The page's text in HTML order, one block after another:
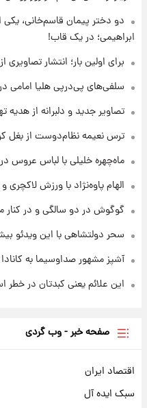
۱۶ ساعت پیش
۱۷ ساعت پیش
با
شوید+
۱۷ ساعت پیش
دو دختر پیمان قاسم‌خانی، یکی
ابراهیمی؛ در یک قاب!
برای اولین بار؛ انتشار تصاویری
سلفی‌های پی‌درپی هلیا امامی
تصاویر جدید و دلبرانه از هدیه
ترس نعیمه نظام‌دوست از بغل
ماه‌چهره خلیلی با لباس عروس در
الهام پاوه‌نژاد با ورزش
گوگوش در دو سالگی و در کنار
سحر دولتشاهی با این ویدئو
آشپز مشهور صداوسیما به
این علائم یعنی کبدتان در خطر
صفحه خبر - وب گردی
اقتصاد ایران
سبک ایده آل